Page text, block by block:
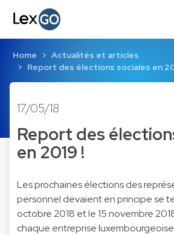
Home
Actualités et articles
Report des élections sociales en
17/05/18
Report des
en 2019 !
Les prochaines élections des
personnel devaient en principe se
octobre 2018 et le 15 novembre
chaque entreprise